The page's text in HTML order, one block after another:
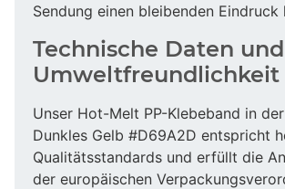
Sendung einen bleibenden Eindruck
Technische Daten und
Umweltfreundlichkeit
Unser Hot-Melt PP-Klebeband in
Dunkles Gelb #D69A2D entspricht
Qualitätsstandards und erfüllt die
der europäischen